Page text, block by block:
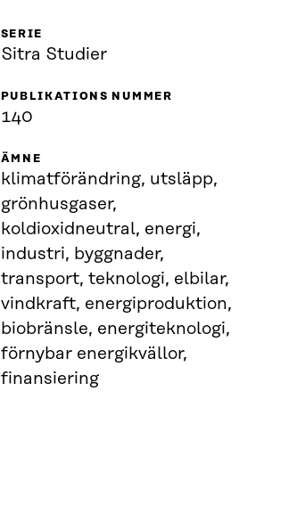
SERIE
Sitra Studier
PUBLIKATIONS NUMMER
140
ÄMNE
klimatförändring, utsläpp,
grönhusgaser,
koldioxidneutral, energi,
industri, byggnader,
transport, teknologi, elbilar,
vindkraft, energiproduktion,
biobränsle, energiteknologi,
förnybar energikvällor,
finansiering